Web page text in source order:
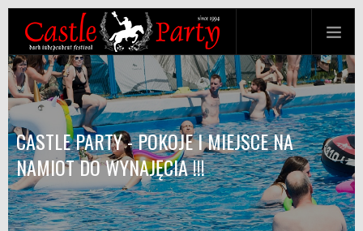
CASTLE PARTY - POKOJE I MIEJSCE NA
NAMIOT DO WYNAJĘCIA !!!